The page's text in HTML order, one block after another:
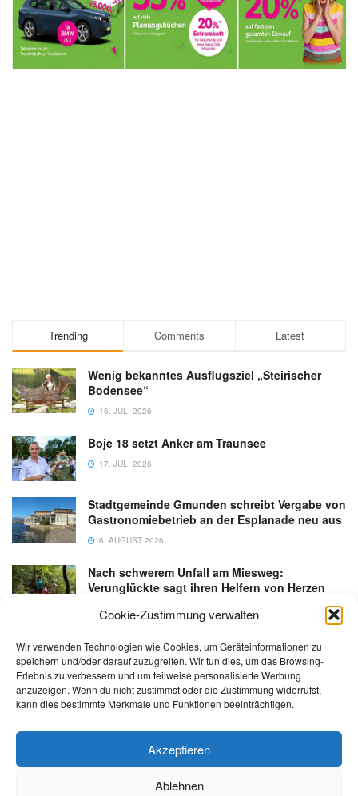
Cookie-Zustimmung verwalten
Wir verwenden Technologien wie Cookies, um Geräteinformationen zu
speichern und/oder darauf zuzugreifen. Wir tun dies, um das Browsing-
Erlebnis zu verbessern und um teilweise personalisierte Werbung
anzuzeigen. Wenn du nicht zustimmst oder die Zustimmung widerrufst,
kann dies bestimmte Merkmale und Funktionen beeinträchtigen.
Akzeptieren
Ablehnen
Trending Comments Latest
Wenig bekanntes Ausflugsziel „Steirischer
Bodensee“
16. JULI 2026
Boje 18 setzt Anker am Traunsee
17. JULI 2026
Stadtgemeinde Gmunden schreibt Vergabe von
Gastronomiebetrieb an der Esplanade neu aus
6. AUGUST 2026
Nach schwerem Unfall am Miesweg:
Verunglückte sagt ihren Helfern von Herzen